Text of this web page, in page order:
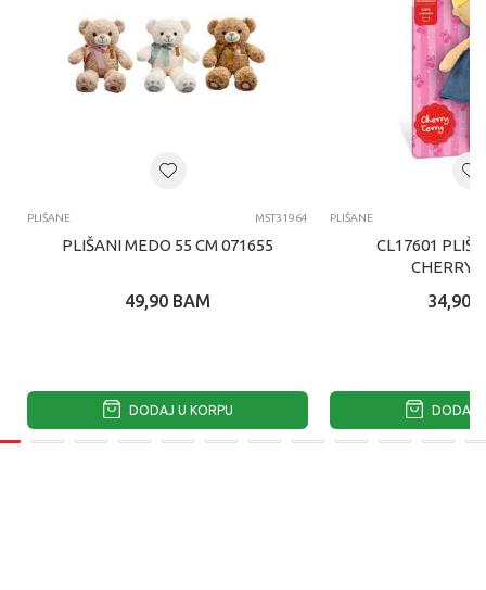
PLIŠANE MST31964
PLIŠANI MEDO 55 CM 071655
49,90 BAM
DODAJ U KORPU
PLIŠANE
CL17601
CHERRY
34,90
DODAJ